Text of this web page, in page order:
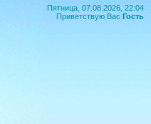
Пятница, 07.08.2026, 22:04
Приветствую Вас Гость